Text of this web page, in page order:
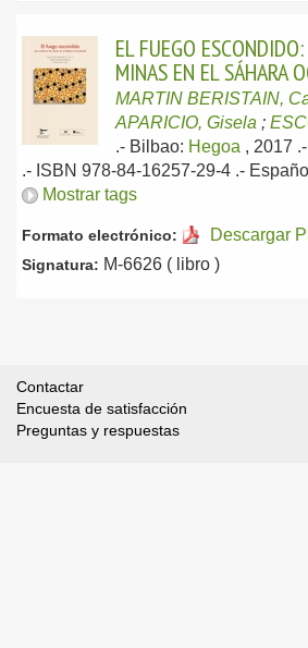
EL FUEGO
MINAS EN EL SÁHARA
MARTIN BERISTAIN,
APARICIO, Gisela ;
.- Bilbao: Hegoa , 2017
.- ISBN 978-84-16257-29-4 .- Español
Mostrar tags
Formato electrónico: Descargar
Signatura: M-6626 ( libro )
Contactar
Encuesta de satisfacción
Preguntas y respuestas